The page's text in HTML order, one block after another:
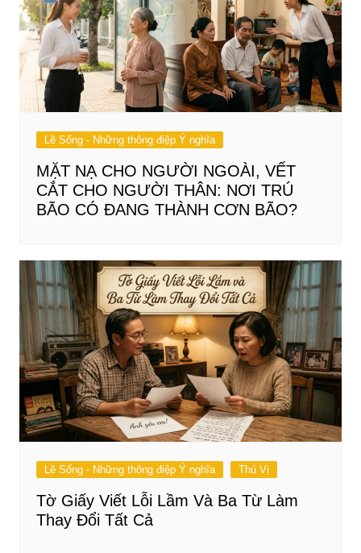
Lẽ Sống - Những thông điệp Ý nghĩa
MẶT NẠ CHO NGƯỜI NGOÀI, VẾT
CẮT CHO NGƯỜI THÂN: NƠI TRÚ
BÃO CÓ ĐANG THÀNH CƠN BÃO?
Lẽ Sống - Những thông điệp Ý nghĩa Thú Vị
Tờ Giấy Viết Lỗi Lầm Và Ba Từ Làm
Thay Đổi Tất Cả